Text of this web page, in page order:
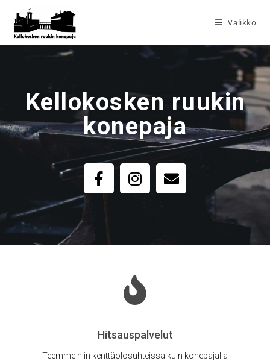
Valikko
Kellokosken ruukin
konepaja
Hitsauspalvelut
Teemme niin kenttäolosuhteissa kuin konepajalla